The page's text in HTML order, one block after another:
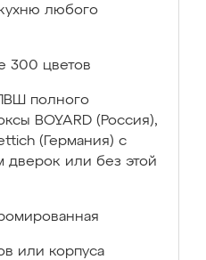
любого
300 цветов
ПВШ полного
BOYARD (Россия),
(Германия) с
дверок или без этой
или корпуса